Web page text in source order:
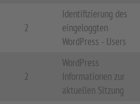
2
Identifizierung des
eingeloggten
WordPress - Users
2
WordPress
Informationen zur
aktuellen Sitzung